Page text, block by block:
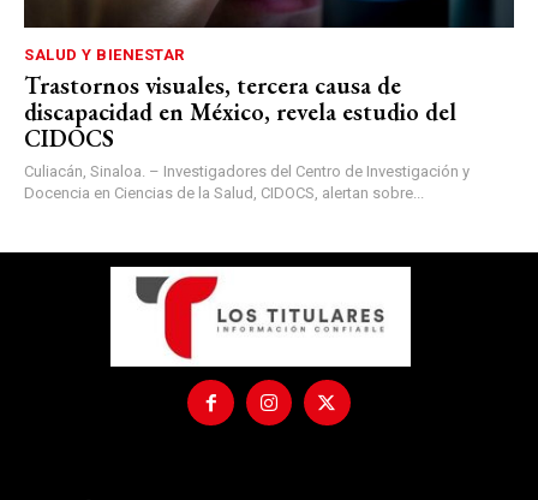
SALUD Y BIENESTAR
Trastornos visuales, tercera causa de
discapacidad en México, revela estudio del
CIDOCS
Culiacán, Sinaloa. – Investigadores del Centro de Investigación y
Docencia en Ciencias de la Salud, CIDOCS, alertan sobre...